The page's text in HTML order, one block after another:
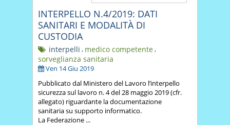
INTERPELLO N.4/2019: DATI
SANITARI E MODALITÀ DI
CUSTODIA
interpelli , medico competente,
sorveglianza sanitaria
Ven 14 Giu 2019
Pubblicato dal Ministero del Lavoro l’interpello
sicurezza sul lavoro n. 4 del 28 maggio 2019 (cfr.
allegato) riguardante la documentazione
sanitaria su supporto informatico.
La Federazione ...